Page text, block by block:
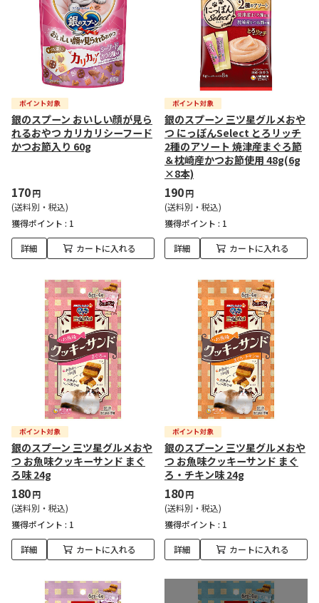
銀のスプーン おいしい顔が見ら
れるおやつ カリカリシーフード
かつお節入り 60g
170円
(送料別・税込)
獲得ポイント : 1
詳細 カートに入れる
銀のスプーン 三ツ星グルメおや
つ にっぽんSelect とろリッチ
2種のアソート 焼津産まぐろ節
＆枕崎産かつお節使用 48g(6g
×8本)
190円
(送料別・税込)
獲得ポイント : 1
詳細 カートに入れる
銀のスプーン 三ツ星グルメおや
つ お魚味クッキーサンド まぐ
ろ味 24g
180円
(送料別・税込)
獲得ポイント : 1
詳細 カートに入れる
銀のスプーン 三ツ星グルメおや
つ お魚味クッキーサンド まぐ
ろ・チキン味 24g
180円
(送料別・税込)
獲得ポイント : 1
詳細 カートに入れる